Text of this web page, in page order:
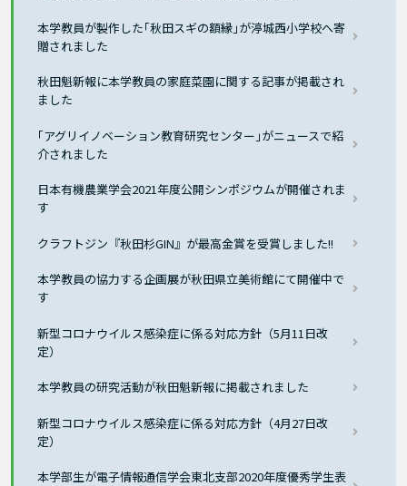
本学教員が製作した｢秋田スギの額縁｣が渟城西小学校へ寄
贈されました
秋田魁新報に本学教員の家庭菜園に関する記事が掲載され
ました
｢アグリイノベーション教育研究センター｣がニュースで紹
介されました
日本有機農業学会2021年度公開シンポジウムが開催されま
す
クラフトジン『秋田杉GIN』が最高金賞を受賞しました!!
本学教員の協力する企画展が秋田県立美術館にて開催中で
す
新型コロナウイルス感染症に係る対応方針（5月11日改
定）
本学教員の研究活動が秋田魁新報に掲載されました
新型コロナウイルス感染症に係る対応方針（4月27日改
定）
本学部生が電子情報通信学会東北支部2020年度優秀学生表